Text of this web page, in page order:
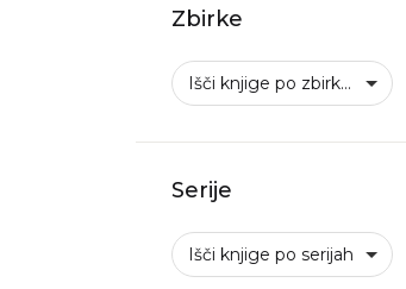
Zbirke
Išči knjige po zbirkah
Serije
Išči knjige po serijah